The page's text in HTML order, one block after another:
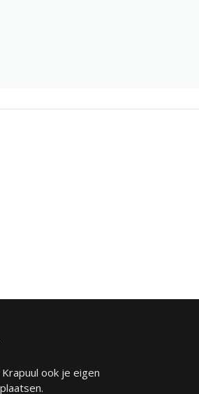
Krapuul ook je eigen